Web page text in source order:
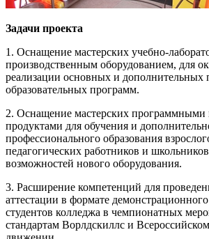
Задачи проекта
1. Оснащение мастерских учебно-
производственным оборудованием, для
реализации основных и дополнительных
образовательных программ.
2. Оснащение мастерских программными
продуктами для обучения и
профессионального образования
педагогических работников и
возможностей нового оборудования.
3. Расширение компетенций для
аттестации в формате
студентов колледжа в чемпионатных
стандартам Ворлдскиллс и